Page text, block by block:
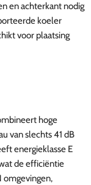
en achterkant nodig
koeler
voor plaatsing
hoge
van slechts 41 dB
energieklasse E
de efficiëntie
omgevingen,